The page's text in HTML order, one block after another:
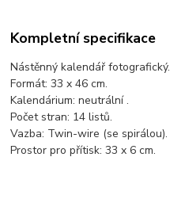
Kompletní specifikace
Nástěnný kalendář fotografický.
Formát: 33 x 46 cm.
Kalendárium: neutrální .
Počet stran: 14 listů.
Vazba: Twin-wire (se spirálou).
Prostor pro přítisk: 33 x 6 cm.